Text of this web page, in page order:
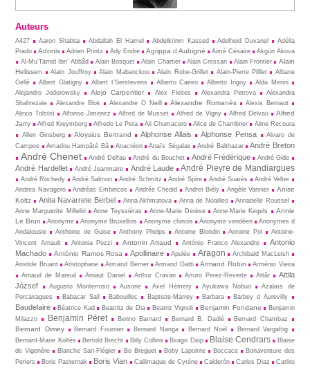
Auteurs
A427 Aaron Shabtai Abdallah El Hamel Abdelkrinm Kassed Adelheid Duvanel
Adélia
Prado
Adonis Adrien Printz Ady Endre Agrippa d Aubigné Aimé Césaire
Akgün Akova
Al-Mu’Tamid Ibn’ Abbâd
Alain Bosquet Alain Chartier Alain Cressan Alain Frontier
Alain
Helissen
Alain Jouffroy Alain Mabanckou Alain Robe-Grillet Alain-Pierre Pilllet
Albane
Gellé
Albert Glatigny Albert t’Serstevens Alberto Caeiro Alberto Irigoy
Alda Merini
Alejandro Jodorowsky
Alejo Carpentier Alex Fleites Alexandra Petrova
Alexandra
Shahrezaie
Alexandre Blok Alexandre O Neill Alexandre Romanès
Alexis Bernaut
Alexis Tolstoï
Alfonso Jimenez Alfred de Musset Alfred de Vigny Alfred Delvau
Alfred
Jarry
Alfred Kreymborg Alfredo Le Pera Ali Chumacero Alice de Chambrier
Aline Recoura
Allen Ginsberg
Aloysius Bertrand Alphonse Allais Alphonse Pensa
Alvaro de
Campos
Amadou Hampâté Bâ Anacréon Anaïs Ségalas André Balthazar André Breton
André Chenet André Delfau André du Bouchet André Frédérique André Gide
André Hardellet André Jeanmaire André Laude André Pieyre de Mandiargues
André Rochedy André Salmon André Schmitz André Spire André Suarès
André Velter
Andrea Navagero
Andréas Embiricos Andrée Chedid Andreï Biély Angèle Vannier
Anise
Koltz
Anita Navarrete Berbel Anna Akhmatova Anna de Noailles
Annabelle Roussel
Anne Marguerite Milleliri
Anne Teyssiéras Anne-Marie Derèse Anne-Marie Kegels
Annie
Le Brun
Anonyme Anonyme Bruxellois Anonyme chinois Anonyme vendéen
Anonymes d
Andalousie
Anthoine de Guise Anthony Phelps Antoine Blondin Antoine Pol
Antoine-
Vincent Arnault
Antonia Pozzi Antonin Artaud António Franco Alexandre
Antonio
Machado
António Ramos Rosa Apollinaire Apulée Aragon
Archibald MacLeish
Aristide Bruant
Aristophane Armand Bemer Armand Gatti Armand Robin
Arménio Vieira
Arnaud de Mareuil
Arnaut Daniel Arthur Cravan Arturo Perez-Reverte Attâr
Attila
József
Augusto Monterroso Ausone Axel Hémery Ayukawa Nobuo
Azalaïs de
Porcairagues
Babacar Sall Babouillec Baptiste-Marrey Barbara Barbey d Aurevilly
Baudelaire Béatrice Kad Beatritz de Dia Beatriz Vignoli Benjamin Fondane
Benjamin
Milazzo
Benjamin Péret Benno Barnard Bernard B. Dadié Bernard Chambaz
Bernard Dimey Bernard Fournier Bernard Nanga Bernard Noël
Bernard Vargaftig
Bernard-Marie Koltès
Bertold Brecht Billy Collins Birago Diop Blaise Cendrars
Blaise
de Vigenère
Blanche Sari-Flégier Bo Breguet Boby Lapointe Boccace
Bonaventure des
Periers
Boris Pasternak Boris Vian Callimaque de Cyrène Cal­derón Carles Diaz
Carlito